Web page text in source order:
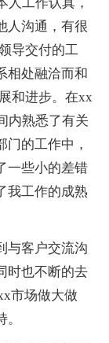
人沟通，有很
导交付的工
相处融洽而和
和进步。在xx
内熟悉了有关
的工作中，
一些小的差错
我工作的成熟
客户交流沟
时也不断的去
市场做大做